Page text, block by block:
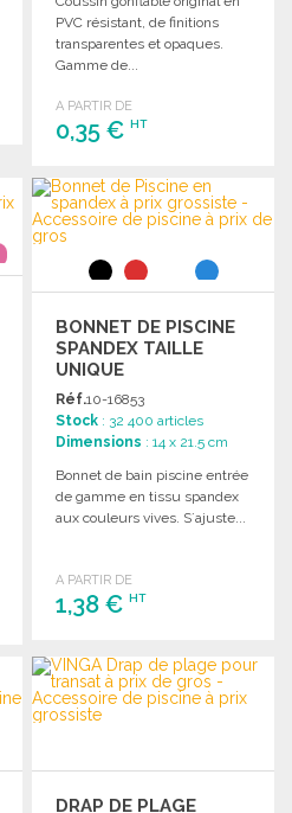
PVC résistant, de finitions
transparentes et opaques.
Gamme de...
A PARTIR DE
0,35 €HT
COMMANDER
Demander un devis
BONNET DE PISCINE
SPANDEX TAILLE
UNIQUE
Réf.10-16853
Stock : 32 400 articles
Dimensions : 14 x 21.5 cm
Bonnet de bain piscine entrée
de gamme en tissu spandex
aux couleurs vives. S´ajuste...
A PARTIR DE
1,38 €HT
COMMANDER
Demander un devis
DRAP DE PLAGE